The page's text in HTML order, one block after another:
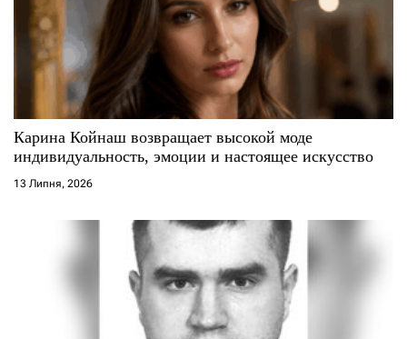
Карина Койнаш возвращает высокой моде
индивидуальность, эмоции и настоящее искусство
13 Липня, 2026